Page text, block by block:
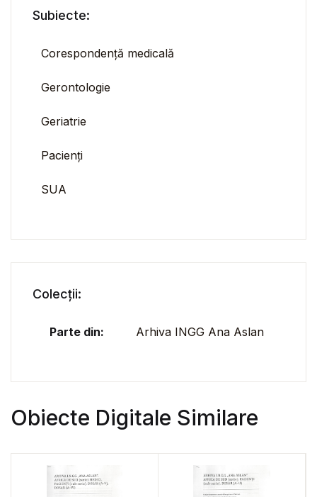
Subiecte:
Corespondență medicală
Gerontologie
Geriatrie
Pacienți
SUA
Colecții:
Parte din: Arhiva INGG Ana Aslan
Obiecte Digitale Similare